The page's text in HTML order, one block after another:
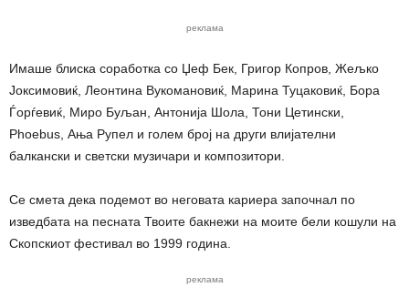
реклама
Имаше блиска соработка со Џеф Бек, Григор Копров, Жељко
Јоксимовиќ, Леонтина Вукомановиќ, Марина Туцаковиќ, Бора
Ѓорѓевиќ, Миро Буљан, Антонија Шола, Тони Цетински,
Phoebus, Ања Рупел и голем број на други влијателни
балкански и светски музичари и композитори.
Се смета дека подемот во неговата кариера започнал по
изведбата на песната Твоите бакнежи на моите бели кошули на
Скопскиот фестивал во 1999 година.
реклама